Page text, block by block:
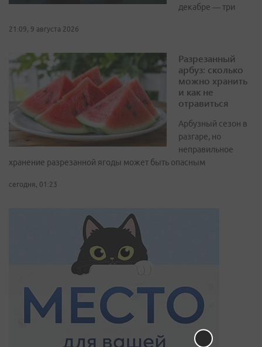
декабре — три
21:09, 9 августа 2026
Разрезанный
арбуз: сколько
можно хранить
и как не
отравиться
Арбузный сезон в
разгаре, но
неправильное
хранение разрезанной ягоды может быть опасным
сегодня, 01:23